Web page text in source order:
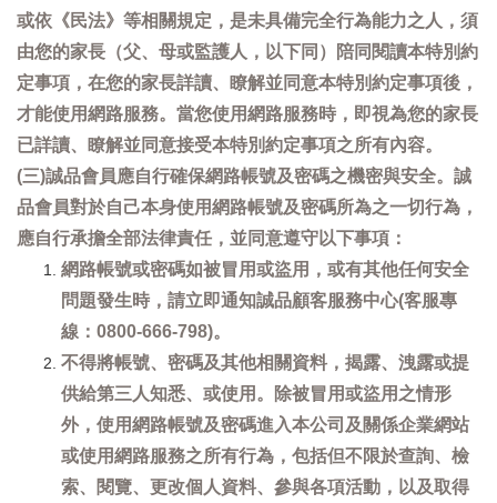
或依《民法》等相關規定，是未具備完全行為能力之人，須
由您的家長（父、母或監護人，以下同）陪同閱讀本特別約
定事項，在您的家長詳讀、瞭解並同意本特別約定事項後，
才能使用網路服務。當您使用網路服務時，即視為您的家長
已詳讀、瞭解並同意接受本特別約定事項之所有內容。
(三)誠品會員應自行確保網路帳號及密碼之機密與安全。誠
品會員對於自己本身使用網路帳號及密碼所為之一切行為，
應自行承擔全部法律責任，並同意遵守以下事項：
網路帳號或密碼如被冒用或盜用，或有其他任何安全
問題發生時，請立即通知誠品顧客服務中心(客服專
線：0800-666-798)。
不得將帳號、密碼及其他相關資料，揭露、洩露或提
供給第三人知悉、或使用。除被冒用或盜用之情形
外，使用網路帳號及密碼進入本公司及關係企業網站
或使用網路服務之所有行為，包括但不限於查詢、檢
索、閱覽、更改個人資料、參與各項活動，以及取得